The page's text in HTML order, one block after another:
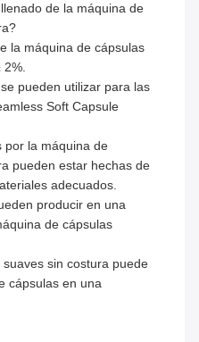
de la máquina de
la máquina de cápsulas
2%.
pueden utilizar para las
Soft Capsule
por la máquina de
pueden estar hechas de
adecuados.
producir en una
de cápsulas
sin costura puede
cápsulas en una